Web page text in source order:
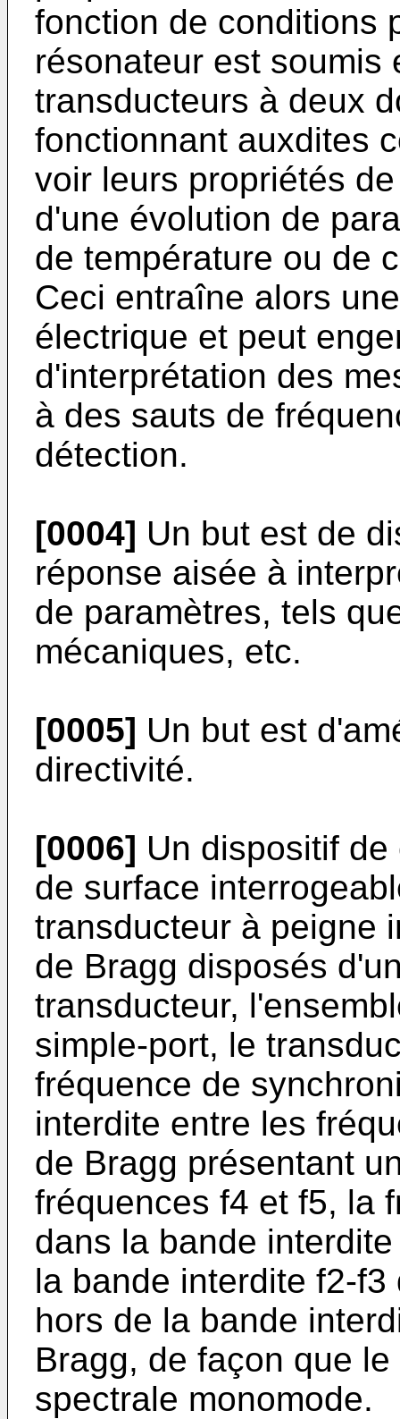
fonction de conditions
résonateur est soumis
transducteurs à deux
fonctionnant auxdites
voir leurs propriétés
d'une évolution de
de température ou de
Ceci entraîne alors
électrique et peut
d'interprétation des
à des sauts de
détection.
[0004] Un but est de
réponse aisée à
de paramètres, tels
mécaniques, etc.
[0005] Un but est
directivité.
[0006] Un dispositif
de surface
transducteur à peigne
de Bragg disposés
transducteur,
simple-port, le
fréquence de
interdite entre les
de Bragg présentant
fréquences f4 et f5, la
dans la bande
la bande interdite f2-
hors de la bande
Bragg, de façon que
spectrale monomode.